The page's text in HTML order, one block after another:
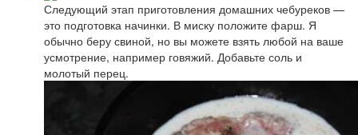
Следующий этап приготовления домашних чебуреков —
это подготовка начинки. В миску положите фарш. Я
обычно беру свиной, но вы можете взять любой на ваше
усмотрение, например говяжий. Добавьте соль и
молотый перец.